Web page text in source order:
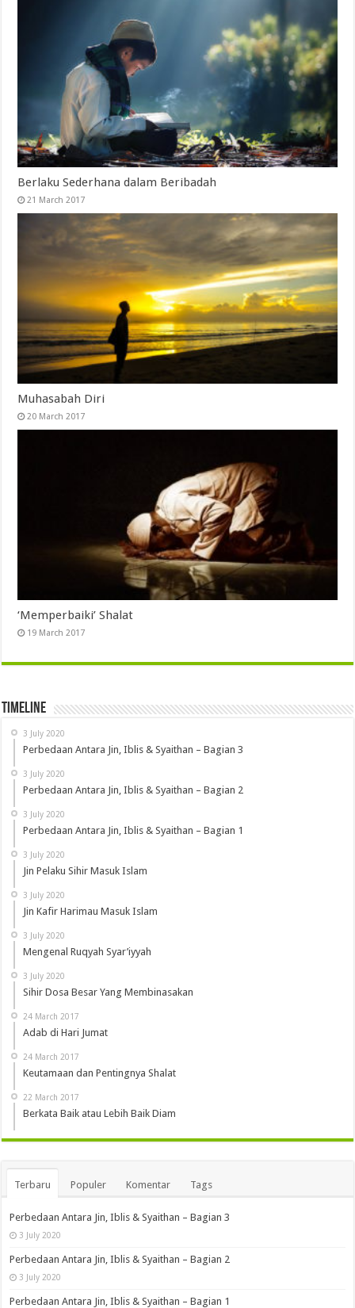
Berlaku Sederhana dalam Beribadah
21 March 2017
Muhasabah Diri
20 March 2017
‘Memperbaiki’ Shalat
19 March 2017
Timeline
3 July 2020
Perbedaan Antara Jin, Iblis & Syaithan – Bagian 3
3 July 2020
Perbedaan Antara Jin, Iblis & Syaithan – Bagian 2
3 July 2020
Perbedaan Antara Jin, Iblis & Syaithan – Bagian 1
3 July 2020
Jin Pelaku Sihir Masuk Islam
3 July 2020
Jin Kafir Harimau Masuk Islam
3 July 2020
Mengenal Ruqyah Syar’iyyah
3 July 2020
Sihir Dosa Besar Yang Membinasakan
24 March 2017
Adab di Hari Jumat
24 March 2017
Keutamaan dan Pentingnya Shalat
22 March 2017
Berkata Baik atau Lebih Baik Diam
Terbaru Populer Komentar Tags
Perbedaan Antara Jin, Iblis & Syaithan – Bagian 3
3 July 2020
Perbedaan Antara Jin, Iblis & Syaithan – Bagian 2
3 July 2020
Perbedaan Antara Jin, Iblis & Syaithan – Bagian 1